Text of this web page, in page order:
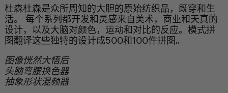
杜森杜森是众所周知的大胆的原始纺织品，既穿和生
活。 每个系列都开发和灵感来自美术，商业和天真的
设计，以及大脑对颜色，运动和对比的反应。模式拼
图翻译这些独特的设计成500和100件拼图。
图像恍然大悟后
头脑弯腰换色器
抽象形状混频器